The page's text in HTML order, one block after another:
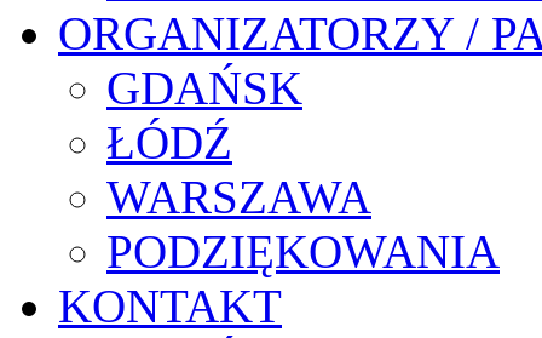
ORGANIZATORZY /
GDAŃSK
ŁÓDŹ
WARSZAWA
PODZIĘKOWANIA
KONTAKT